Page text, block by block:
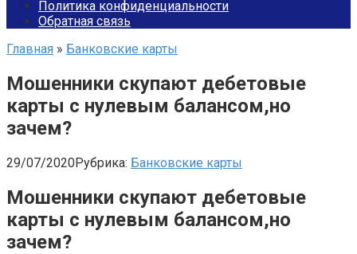
Политика конфиденциальности
Обратная связь
Главная » Банковские карты
Мошенники скупают дебетовые
карты с нулевым балансом,но
зачем?
29/07/2020Рубрика: Банковские карты
Мошенники скупают дебетовые
карты с нулевым балансом,но
зачем?